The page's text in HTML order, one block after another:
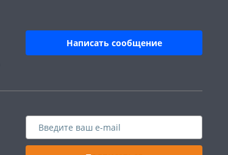
Написать сообщение